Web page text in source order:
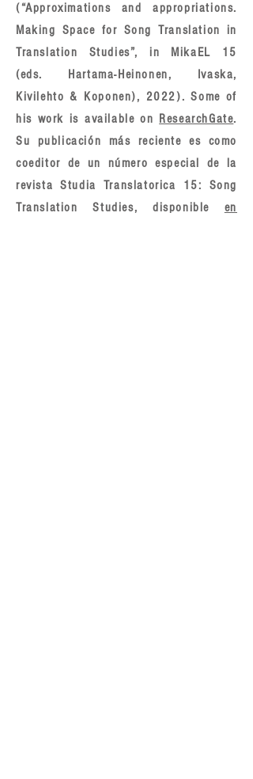
(“Approximations and appropriations.
Making Space for Song Translation in
Translation Studies”, in MikaEL 15
(eds. Hartama-Heinonen, Ivaska,
Kivilehto & Koponen), 2022). Some of
his work is available on ResearchGate.
Su publicación más reciente es como
coeditor de un número especial de la
revista Studia Translatorica 15: Song
Translation Studies, disponible en